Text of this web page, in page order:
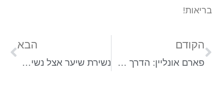
בריאות!
הקודם
פארם אונליין: הדרך של הורים לרכוש מוצרים לתינוקות בלי לצאת מהבית
הבא
נשירת שיער אצל נשים: הסיבות – ומה אפשר לעשות?